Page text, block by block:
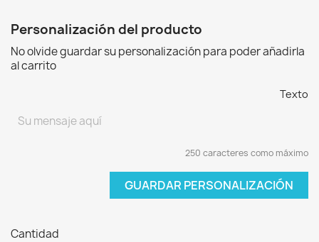
Personalización del producto
No olvide guardar su personalización para poder añadirla
al carrito
Texto
250 caracteres como máximo
GUARDAR PERSONALIZACIÓN
Cantidad